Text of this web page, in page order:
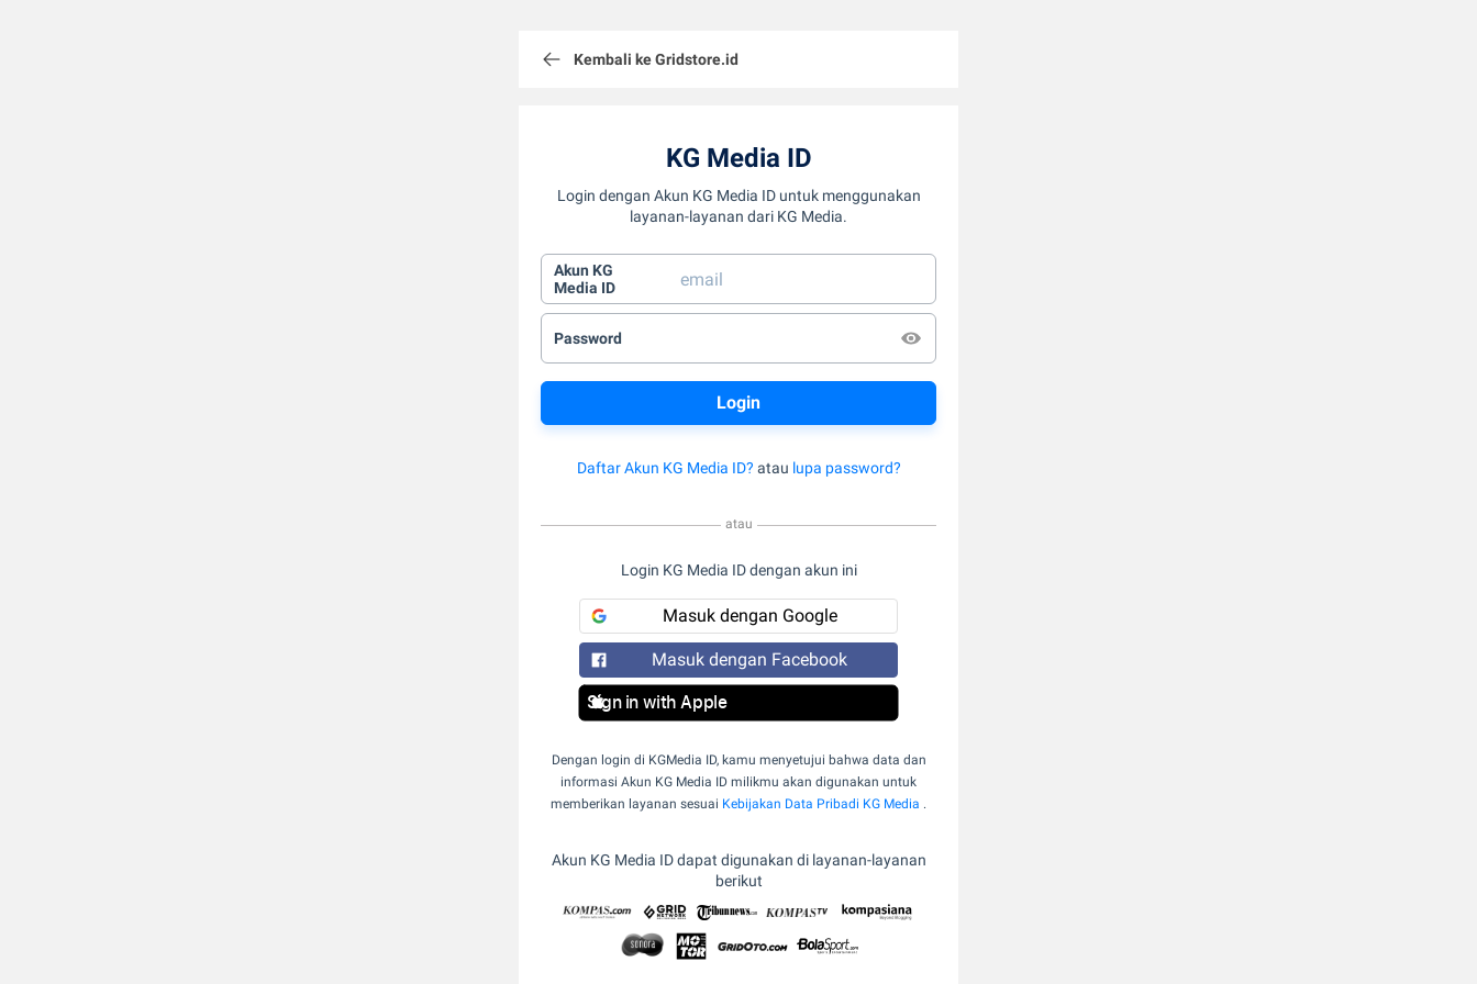
Kembali ke Gridstore.id
KG Media ID
Login dengan Akun KG Media ID untuk menggunakan
layanan-layanan dari KG Media.
Akun KG
Media ID
Password
Daftar Akun KG Media ID? atau lupa password?
atau
Login KG Media ID dengan akun ini
Masuk dengan Google
Masuk dengan Facebook
Sign in with Apple
Dengan login di KGMedia ID, kamu menyetujui bahwa data dan
informasi Akun KG Media ID milikmu akan digunakan untuk
memberikan layanan sesuai Kebijakan Data Pribadi KG Media .
Akun KG Media ID dapat digunakan di layanan-layanan
berikut